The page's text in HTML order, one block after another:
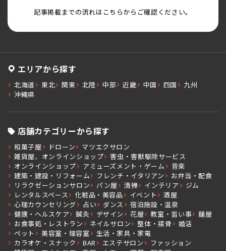
記事掲載までの流れはこちらからご確認ください。
エリアから探す
北海道 東北 関東 北陸 中部 近畿 中国 四国
九州
沖縄県
店舗カテゴリーから探す
和菓子屋 ドローン
マツエクサロン
雑貨屋、オンラインショップ
害虫・害獣駆除サービス
オンラインショップ
アミューズメント・ゲーム
音楽
建築・建設・リフォーム
フレンチ・イタリアン
お弁当・配食
リラクゼーションサロン
パン屋 清掃 インテリア
ジム
レンタルスペース
化粧品・美容品 イベント
酒屋
心理カウンセリング
占い ダンス
宿泊施設・温泉
健康・ヘルスケア
鍼灸 デザイン 花屋 教室・習い事
麺屋
お食事処・レストラン
ネイルサロン 整体・接骨
婚活
ペット
美容室・理容室
生活・家具・家電
カラオケ・スナック
BAR エステサロン
ファッション